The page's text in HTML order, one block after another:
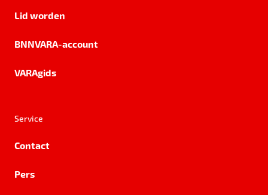
Lid worden
BNNVARA-account
VARAgids
Service
Contact
Pers